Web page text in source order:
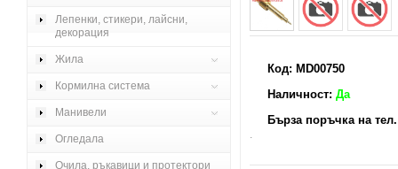
Код: MD00750
Наличност: Да
Бърза поръчка на
Лепенки, стикери, лайсни,
декорация
Жила
Кормилна система
Манивели
Огледала
Очила, ръкавици и протектори